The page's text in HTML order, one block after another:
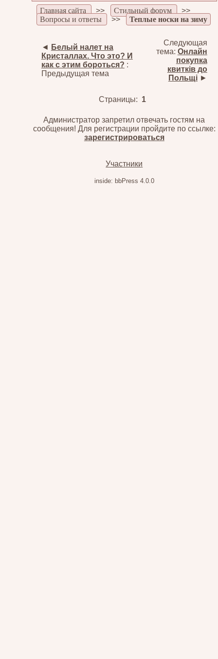
Главная сайта >> Стильный форум
>>
Вопросы и ответы
>> Теплые носки на зиму
◄ Белый налет на
Кристаллах. Что это? И
как с этим бороться? :
Предыдущая тема
Следующая
тема: Онлайн
покупка
квитків до
Польщі►
Страницы: 1
Администратор запретил отвечать гостям на
сообщения! Для регистрации пройдите по ссылке:
зарегистрироваться
Участники
inside: bbPress 4.0.0